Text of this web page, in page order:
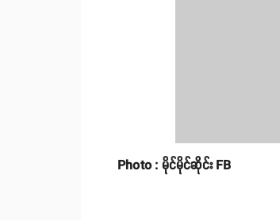
Photo : မိုင်မိုင်ဆိုင်း FB